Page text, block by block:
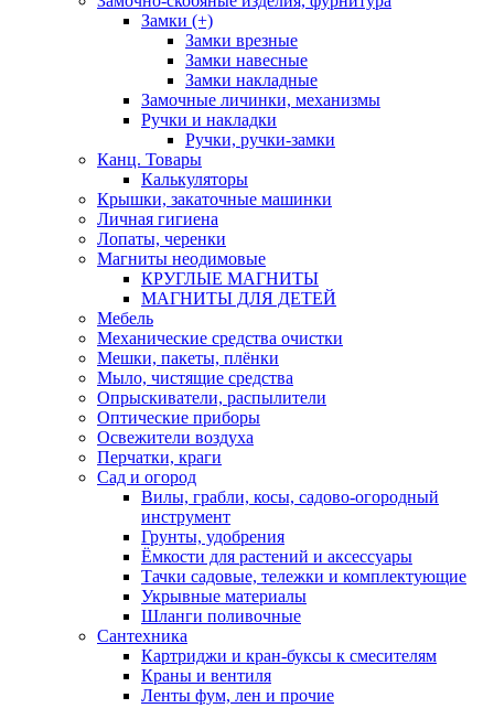
Замки (+)
Замки врезные
Замки навесные
Замки накладные
Замочные личинки, механизмы
Ручки и накладки
Ручки, ручки-замки
Канц. Товары
Калькуляторы
Крышки, закаточные машинки
Личная гигиена
Лопаты, черенки
Магниты неодимовые
КРУГЛЫЕ МАГНИТЫ
МАГНИТЫ ДЛЯ ДЕТЕЙ
Мебель
Механические средства очистки
Мешки, пакеты, плёнки
Мыло, чистящие средства
Опрыскиватели, распылители
Оптические приборы
Освежители воздуха
Перчатки, краги
Сад и огород
Вилы, грабли, косы, садово-огородный
инструмент
Грунты, удобрения
Ёмкости для растений и аксессуары
Тачки садовые, тележки и комплектующие
Укрывные материалы
Шланги поливочные
Сантехника
Картриджи и кран-буксы к смесителям
Краны и вентиля
Ленты фум, лен и прочие